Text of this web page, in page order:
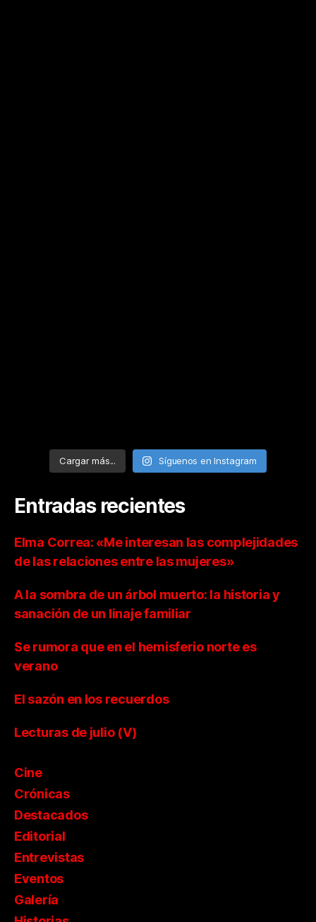
Cargar más... Síguenos en Instagram
Entradas recientes
Elma Correa: «Me interesan las complejidades
de las relaciones entre las mujeres»
A la sombra de un árbol muerto: la historia y
sanación de un linaje familiar
Se rumora que en el hemisferio norte es
verano
El sazón en los recuerdos
Lecturas de julio (V)
Cine
Crónicas
Destacados
Editorial
Entrevistas
Eventos
Galería